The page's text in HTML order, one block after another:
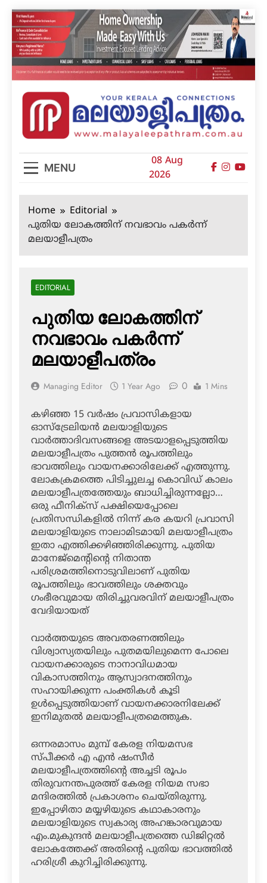
Skip
to
content
മലയാളിപത്രം
MENU
08 Aug
2026
Home
Editorial
പുതിയ ലോകത്തിന് നവഭാവം പകർന്ന്
മലയാളീപത്രം
EDITORIAL
പുതിയ ലോകത്തിന്
നവഭാവം പകർന്ന്
മലയാളീപത്രം
Managing Editor 1 Year Ago 0 1 Mins
കഴിഞ്ഞ 15 വർഷം പ്രവാസികളായ
ഓസ്ട്രേലിയൻ മലയാളിയുടെ
വാ‍ർത്താദിവസങ്ങളെ അടയാളപ്പെടുത്തിയ
മലയാളീപത്രം പുത്തൻ രൂപത്തിലും
ഭാവത്തിലും വായനക്കാരിലേക്ക് എത്തുന്നു.
ലോകക്രമത്തെ പിടിച്ചുലച്ച കൊവിഡ് കാലം
മലയാളീപത്രത്തേയും ബാധിച്ചിരുന്നല്ലോ…
ഒരു ഫീനിക്സ് പക്ഷിയെപ്പോലെ
പ്രതിസന്ധികളിൽ നിന്ന് കര കയറി പ്രവാസി
മലയാളിയുടെ നാലാമിടമായി മലയാളീപത്രം
ഇതാ എത്തിക്കഴിഞ്ഞിരിക്കുന്നു. പുതിയ
മാനേജ്മെന്റിന്റെ നിതാന്ത
പരിശ്രമത്തിനൊടുവിലാണ് പുതിയ
രൂപത്തിലും ഭാവത്തിലും ശക്തവും
ഗംഭീരവുമായ തിരിച്ചുവരവിന് മലയാളീപത്രം
വേദിയായത്
വാർത്തയുടെ അവതരണത്തിലും
വിശ്വാസ്യതയിലും പുതമയിലുമെന്ന പോലെ
വായനക്കാരുടെ നാനാവിധമായ
വികാസത്തിനും ആസ്വാദനത്തിനും
സഹായിക്കുന്ന പംക്തികൾ കൂടി
ഉൾപ്പെടുത്തിയാണ് വായനക്കാരനിലേക്ക്
ഇനിമുതൽ മലയാളീപത്രമെത്തുക.
ഒന്നരമാസം മുമ്പ് കേരള നിയമസഭ
സ്പീക്കർ എ എൻ ഷംസീർ
മലയാളീപത്രത്തിന്റെ അച്ചടി രൂപം
തിരുവനന്തപുരത്ത് കേരള നിയമ സഭാ
മന്ദിരത്തിൽ പ്രകാശനം ചെയ്തിരുന്നു.
ഇപ്പോഴിതാ മയ്യഴിയുടെ കഥാകാരനും
മലയാളിയുടെ സ്വകാര്യ അഹങ്കാരവുമായ
എം.മുകുന്ദൻ മലയാളീപത്രത്തെ ഡിജിറ്റൽ
ലോകത്തേക്ക് അതിന്റെ പുതിയ ഭാവത്തിൽ
ഹരിശ്രീ കുറിച്ചിരിക്കുന്നു.